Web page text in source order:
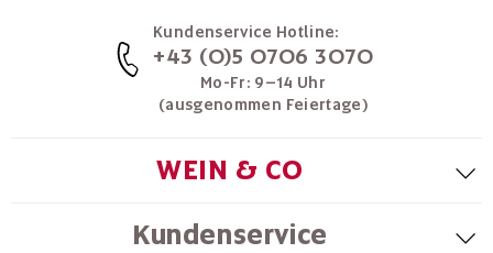
Kundenservice Hotline:
+43 (0)5 0706 3070
Mo-Fr: 9–14 Uhr
(ausgenommen Feiertage)
WEIN & CO
Kundenservice